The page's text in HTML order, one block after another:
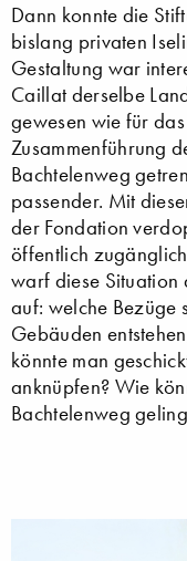
Dann konnte die
bislang privaten
Gestaltung war
Caillat derselbe
gewesen wie für
Zusammenführung
Bachtelenweg
passender. Mit
der Fondation
öffentlich
warf diese Situation
auf: welche Bezüge
Gebäuden
könnte man
anknüpfen? Wie
Bachtelenweg